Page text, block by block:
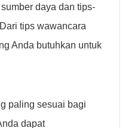
daya dan tips-
tips wawancara
Anda butuhkan untuk
paling sesuai bagi
dapat